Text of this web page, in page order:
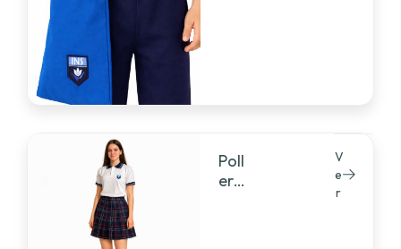
Poll
era
V
e
r